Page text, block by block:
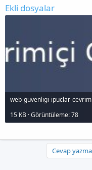
Ekli dosyalar
15 KB · Görüntüleme: 78
Cevap